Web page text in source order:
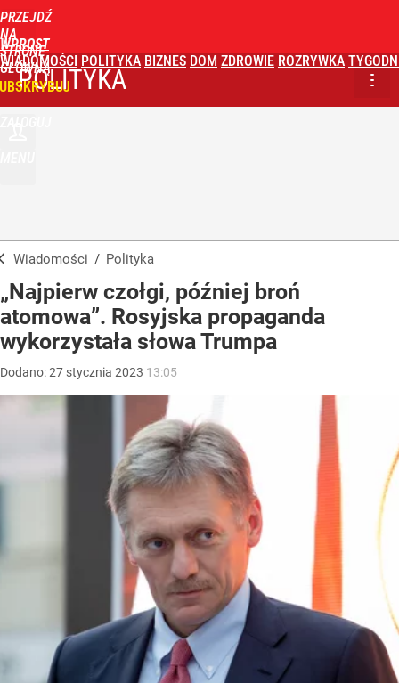
PRZEJDŹ
NA
STRONĘ
GŁÓWNĄ
WPROST
WIADOMOŚCI POLITYKA BIZNES DOM ZDROWIE ROZRYWKA
POLITYKA
Wiadomości / Polityka
„Najpierw czołgi, później broń
atomowa”. Rosyjska propaganda
wykorzystała słowa Trumpa
Dodano:27 stycznia 2023 13:05